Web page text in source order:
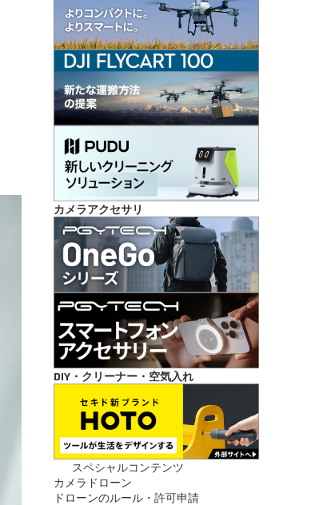
カメラアクセサリ
DIY・クリーナー・空気入れ
スペシャルコンテンツ
カメラドローン
ドローンのルール・許可申請